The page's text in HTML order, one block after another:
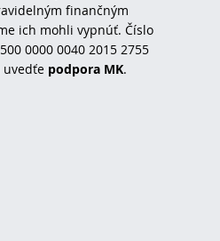
finančným
ich mohli vypnúť. Číslo
0000 0040 2015 2755
uvedťe podpora MK.